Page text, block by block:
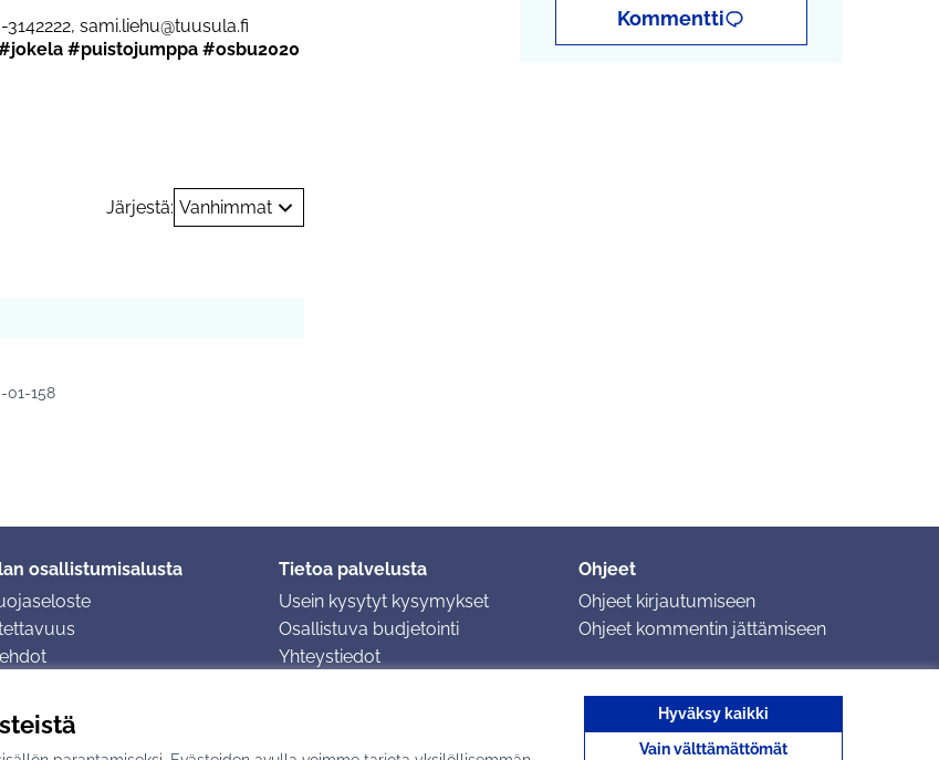
Hyväksy kaikki
Vain välttämättömät
sami.liehu@tuusula.fi
#puistojumppa #osbu2020
Kommentti
Järjestä: Vanhimmat
01-158
osallistumisalusta
Tietoa palvelusta
Usein kysytyt kysymykset
Osallistuva budjetointi
Yhteystiedot
Ohjeet
Ohjeet kirjautumiseen
Ohjeet kommentin jättämiseen